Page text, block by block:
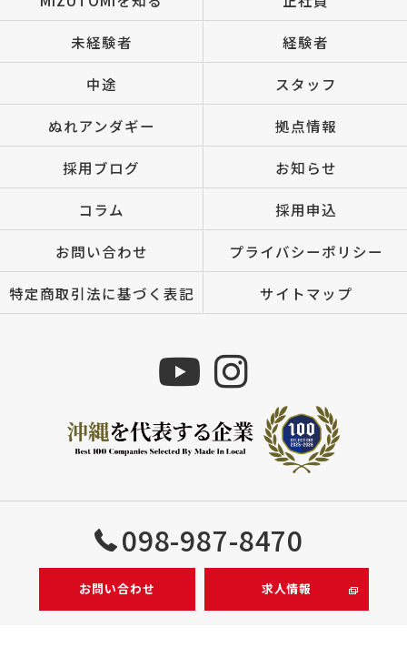
098-987-8470
お問い合わせ 求人情報
未経験者 経験者
中途 スタッフ
ぬれアンダギー 拠点情報
採用ブログ お知らせ
コラム 採用申込
お問い合わせ プライバシーポリシー
特定商取引法に基づく表記 サイトマップ